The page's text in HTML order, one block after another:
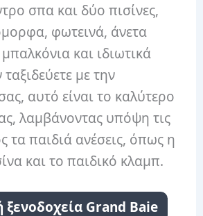
σπα και δύο πισίνες,
φωτεινά, άνετα
και ιδιωτικά
με την
αυτό είναι το καλύτερο
λαμβάνοντας υπόψη τις
τα παιδιά ανέσεις, όπως η
και το παιδικό κλαμπ.
ξενοδοχεία Grand Baie